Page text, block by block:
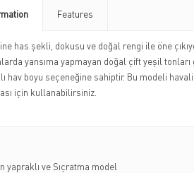
Features
has şekli, dokusu ve doğal rengi ile öne
yansıma yapmayan doğal çift yeşil
hav boyu seçeneğine sahiptir. Bu modeli
için kullanabilirsiniz.
yapraklı ve Sıçratma model